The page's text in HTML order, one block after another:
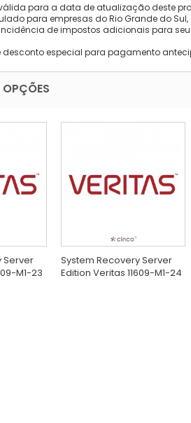
para a data de atualização deste
para empresas do Rio Grande do
de impostos adicionais para seu
desconto especial para pagamento
Server
M1-23
System Recovery Server
Edition Veritas 11609-M1-24